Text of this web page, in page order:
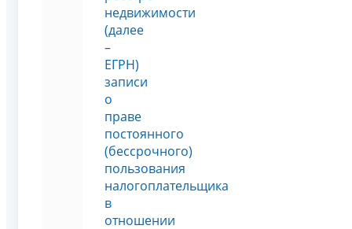
недвижимости
(далее
–
ЕГРН)
записи
о
праве
постоянного
(бессрочного)
пользования
налогоплательщика
в
отношении